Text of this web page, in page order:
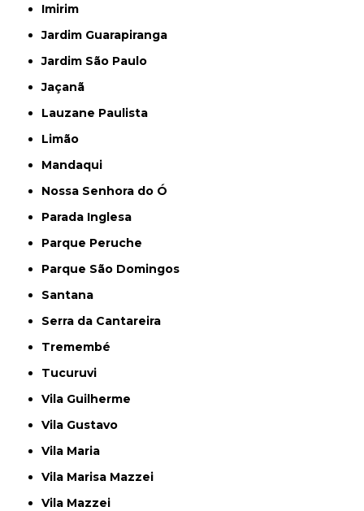
Imirim
Jardim Guarapiranga
Jardim São Paulo
Jaçanã
Lauzane Paulista
Limão
Mandaqui
Nossa Senhora do Ó
Parada Inglesa
Parque Peruche
Parque São Domingos
Santana
Serra da Cantareira
Tremembé
Tucuruvi
Vila Guilherme
Vila Gustavo
Vila Maria
Vila Marisa Mazzei
Vila Mazzei